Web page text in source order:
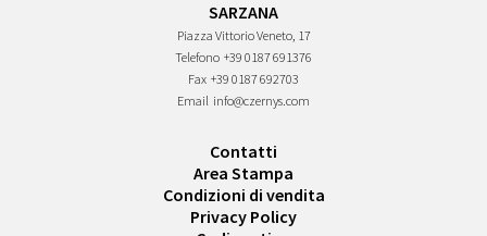
SARZANA
Piazza Vittorio Veneto, 17
Telefono +39 0187 691376
Fax +39 0187 692703
Email info@czernys.com
Contatti
Area Stampa
Condizioni di vendita
Privacy Policy